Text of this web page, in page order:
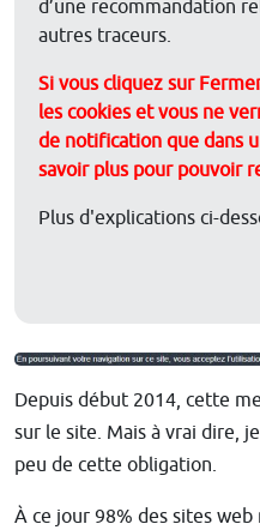
d’une recommandation
autres traceurs.
Si vous cliquez sur
les cookies et vous ne
de notification que dans
savoir plus pour pouvoir
Plus d'explications ci-
Depuis début 2014, cette
sur le site. Mais à vrai dire,
peu de cette obligation.
À ce jour 98% des sites